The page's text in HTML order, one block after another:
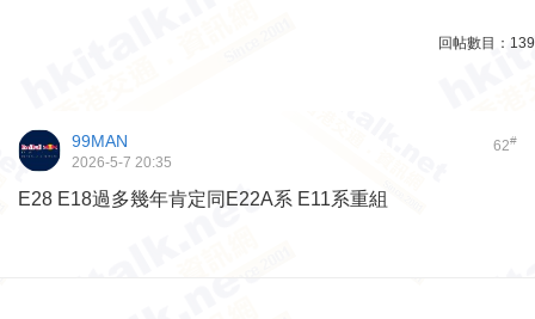
回帖數目： 139
62#
99MAN
2026-5-7 20:35
E28 E18過多幾年肯定同E22A系 E11系重組